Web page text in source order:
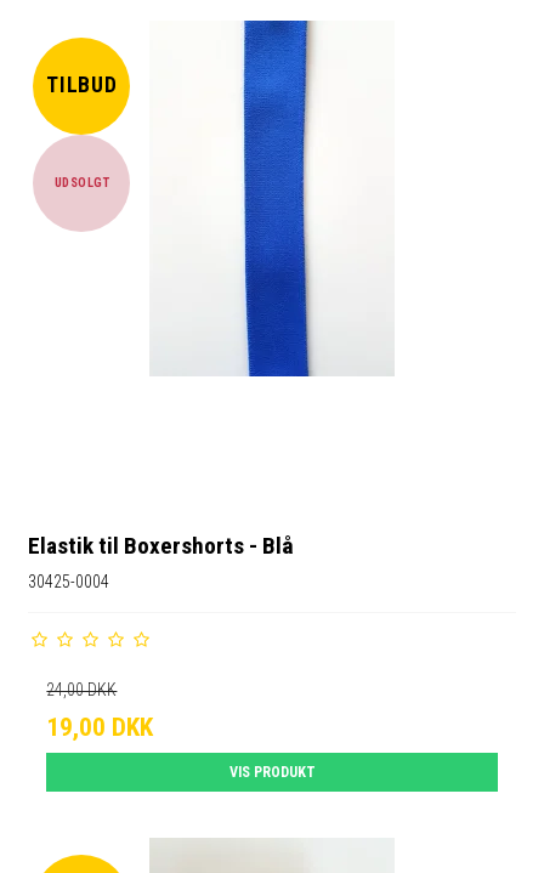
TILBUD
UDSOLGT
Elastik til Boxershorts - Blå
30425-0004
24,00 DKK
19,00 DKK
VIS PRODUKT